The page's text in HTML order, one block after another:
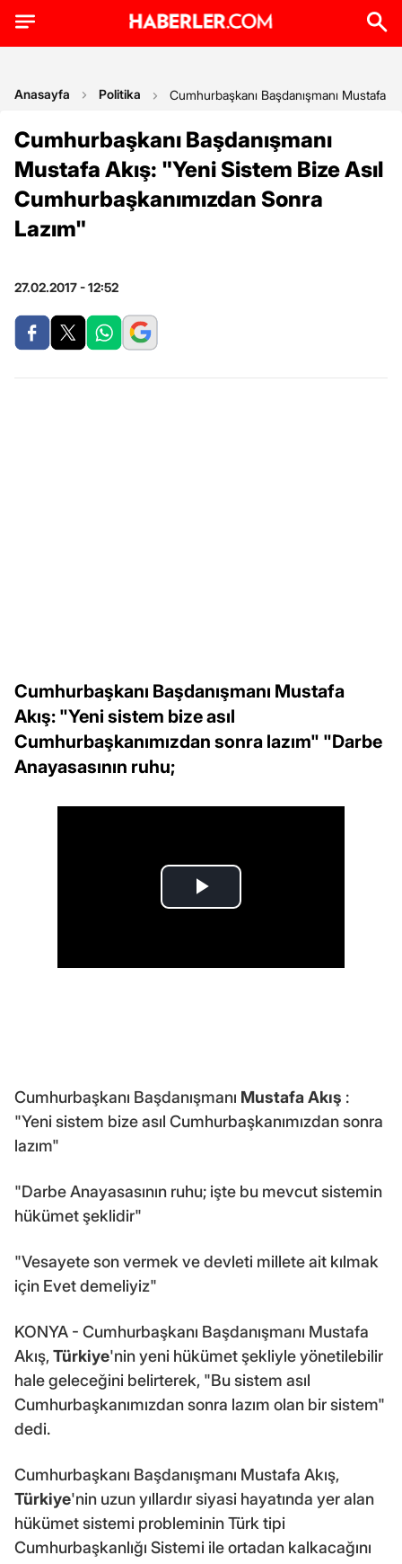
Anasayfa Politika Cumhurbaşkanı Başdanışmanı Mustafa
Cumhurbaşkanı Başdanışmanı
Mustafa Akış: "Yeni Sistem Bize Asıl
Cumhurbaşkanımızdan Sonra
Lazım"
27.02.2017 - 12:52
Cumhurbaşkanı Başdanışmanı Mustafa
Akış: "Yeni sistem bize asıl
Cumhurbaşkanımızdan sonra lazım" "Darbe
Anayasasının ruhu;
Cumhurbaşkanı Başdanışmanı Mustafa Akış :
"Yeni sistem bize asıl Cumhurbaşkanımızdan sonra
lazım"
"Darbe Anayasasının ruhu; işte bu mevcut sistemin
hükümet şeklidir"
"Vesayete son vermek ve devleti millete ait kılmak
için Evet demeliyiz"
KONYA - Cumhurbaşkanı Başdanışmanı Mustafa
Akış,Türkiye'nin yeni hükümet şekliyle yönetilebilir
hale geleceğini belirterek, "Bu sistem asıl
Cumhurbaşkanımızdan sonra lazım olan bir sistem"
dedi.
Cumhurbaşkanı Başdanışmanı Mustafa Akış,
Türkiye'nin uzun yıllardır siyasi hayatında yer alan
hükümet sistemi probleminin Türk tipi
Cumhurbaşkanlığı Sistemi ile ortadan kalkacağını